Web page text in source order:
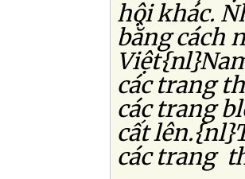
hội khác.
bằng cách
các trang
các trang
cất
các trang